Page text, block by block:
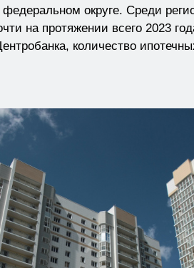
округе. Среди
на протяжении всего 2023
количество